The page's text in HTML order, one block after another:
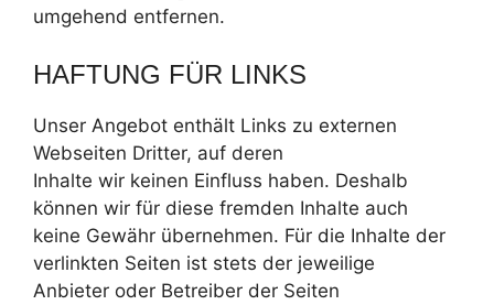
umgehend entfernen.
HAFTUNG FÜR LINKS
Unser Angebot enthält Links zu externen
Webseiten Dritter, auf deren
Inhalte wir keinen Einfluss haben. Deshalb
können wir für diese fremden Inhalte auch
keine Gewähr übernehmen. Für die Inhalte der
verlinkten Seiten ist stets der jeweilige
Anbieter oder Betreiber der Seiten